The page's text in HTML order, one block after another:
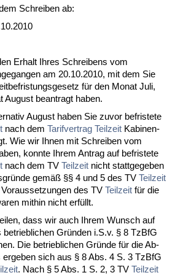
Schrei­ben ab:
Er­halt Ih­res Schrei­bens vom
am 20.10.2010, mit dem Sie
für den Mo­nat Ju­li,
Au­gust be­an­tragt ha­ben.
Au­gust ha­ben Sie zu­vor be­fris­te­te
nach dem Ta­rif­ver­trag Teil­zeit Ka­bi­nen­
Wie wir Ih­nen mit Schrei­ben vom
konn­te Ih­rem An­trag auf be­fris­te­te
nach dem TV Teil­zeit nicht statt­ge­ge­ben
gemäß §§ 4 und 5 des TV Teil­zeit
des TV Teil­zeit für die
mit­hin nicht erfüllt.
dass wir auch Ih­rem Wunsch auf
be­trieb­li­chen Gründen i.S.v. § 8 Tz­B­fG
Die be­trieb­li­chen Gründe für die Ab­
er­ge­ben sich aus § 8 Abs. 4 S. 3 Tz­B­fG
. Nach § 5 Abs. 1 S. 2, 3 TV Teil­zeit